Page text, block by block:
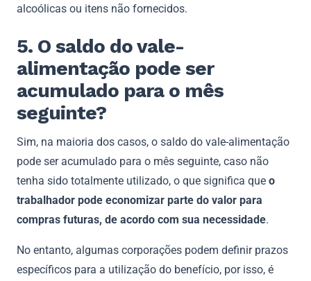
alcoólicas ou itens não fornecidos.
5. O saldo do vale-
alimentação pode ser
acumulado para o mês
seguinte?
Sim, na maioria dos casos, o saldo do vale-alimentação
pode ser acumulado para o mês seguinte, caso não
tenha sido totalmente utilizado, o que significa que o
trabalhador pode economizar parte do valor para
compras futuras, de acordo com sua necessidade.
No entanto, algumas corporações podem definir prazos
específicos para a utilização do benefício, por isso, é